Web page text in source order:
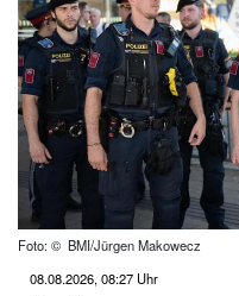
Foto: © BMI/Jürgen Makowecz
08.08.2026, 08:27 Uhr